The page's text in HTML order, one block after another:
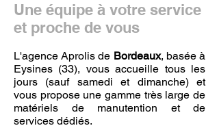
Une équipe à votre service
et proche de vous
L'agence Aprolis de Bordeaux, basée à
Eysines (33), vous accueille tous les
jours (sauf samedi et dimanche) et
vous propose une gamme très large de
matériels de manutention et de
services dédiés.